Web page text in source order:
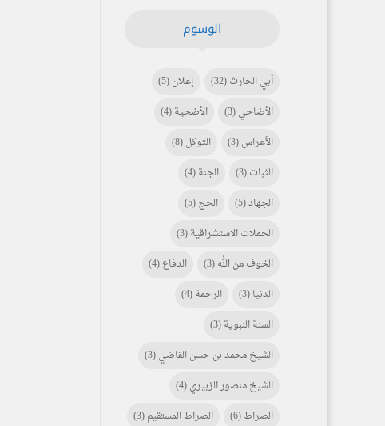
الوسوم
أبي الحارث(32) إعلان(5)
الأضاحي(3) الأضحية(4)
الأعراس(3) التوكل(8)
الثبات(3) الجنة(4)
الجهاد(5) الحج(5)
الحملات الاستشراقية(3)
الخوف من الله(3) الدفاع(4)
الدنيا(3) الرحمة(4)
السنة النبوية(3)
الشيخ محمد بن حسن القاضي(3)
الشيخ منصور الزبيري(4)
الصراط(6) الصراط المستقيم(3)